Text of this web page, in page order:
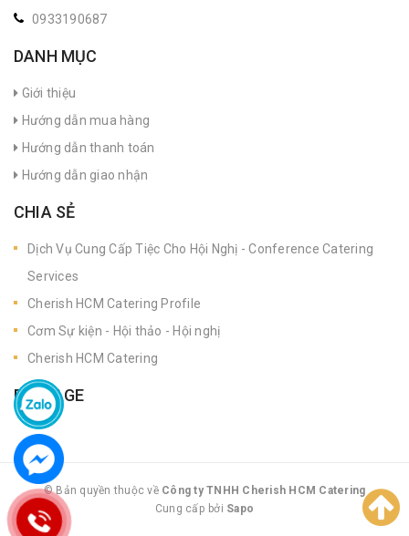
0933190687
DANH MỤC
Giới thiệu
Hướng dẫn mua hàng
Hướng dẫn thanh toán
Hướng dẫn giao nhận
CHIA SẺ
Dịch Vụ Cung Cấp Tiệc Cho Hội Nghị - Conference Catering
Services
Cherish HCM Catering Profile
Cơm Sự kiện - Hội thảo - Hội nghị
Cherish HCM Catering
FANPAGE
© Bản quyền thuộc về Công ty TNHH Cherish HCM Catering
|
Cung cấp bởi Sapo